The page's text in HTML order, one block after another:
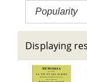
Popularity
Displaying